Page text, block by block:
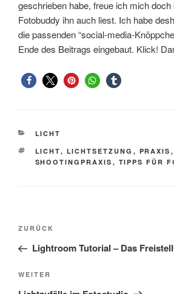
geschrieben habe, freue ich mich
Fotobuddy ihn auch liest. Ich habe
die passenden “social-media-
Ende des Beitrags eingebaut. Klick!
KATEGORIEN
LICHT
SCHLAGWÖRTER
LICHT, LICHTSETZUNG , PRAXIS ,
SHOOTINGPRAXIS , TIPPS FÜR
Beitragsnavigation
Vorheriger
Beitrag
ZURÜCK
Lightroom Tutorial – Das
Nächster
Beitrag
WEITER